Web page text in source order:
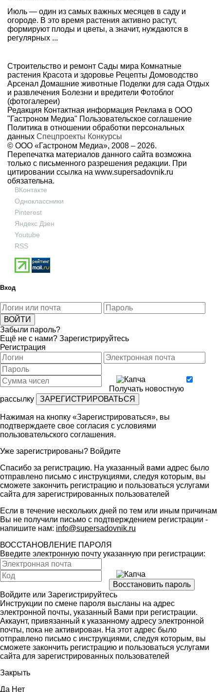
Июль — один из самых важных месяцев в саду и
огороде. В это время растения активно растут,
формируют плоды и цветы, а значит, нуждаются в
регулярных ...
Строительство и ремонт Сады мира Комнатные
растения Красота и здоровье Рецепты Домоводство
Арсенал Домашние животные Поделки для сада Отдых
и развлечения Болезни и вредители Фотоблог
(фотогалереи)
Редакция Контактная информация Реклама в ООО
"Гастроном Медиа" Пользовательское соглашение
Политика в отношении обработки персональных
данных Спецпроекты Конкурсы
© ООО «Гастроном Медиа», 2008 – 2026.
Перепечатка материалов данного сайта возможна
только с письменного разрешения редакции. При
цитировании ссылка на www.supersadovnik.ru
обязательна.
ВКонтакте
Одноклассники
Pinterest
Яндекс Дзен
Youtube
RSS
Вход
Забыли пароль?
Ещё не с нами? Зарегистрируйтесь
Регистрация
Получать новостную
рассылку
Нажимая на кнопку «Зарегистрироваться», вы
подтверждаете свое согласия с условиями
пользовательского соглашения.
Уже зарегистрированы? Войдите
Спасибо за регистрацию. На указанный вами адрес было
отправлено письмо с инструкциями, следуя которым, вы
сможете закончить регистрацию и пользоваться услугами
сайта для зарегистрированных пользователей
Если в течение нескольких дней по тем или иным причинам
Вы не получили письмо с подтверждением регистрации -
напишите нам: info@supersadovnik.ru
ВОССТАНОВЛЕНИЕ ПАРОЛЯ
Введите электронную почту указанную при регистрации:
Войдите или Зарегистрируйтесь
Инструкции по смене пароля высланы на адрес
электронной почты, указанный Вами при регистрации.
Аккаунт, привязанный к указанному адресу электронной
почты, пока не активирован. На этот адрес было
отправлено письмо с инструкциями, следуя которым, вы
сможете закончить регистрацию и пользоваться услугами
сайта для зарегистрированных пользователей
Закрыть
Да Нет